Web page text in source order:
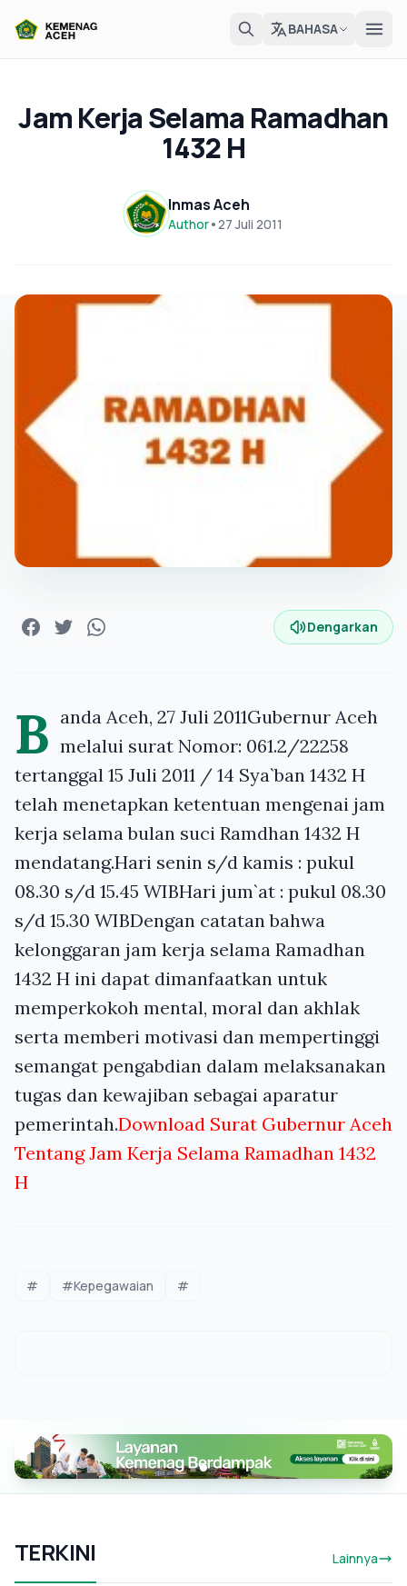
BAHASA
Jam Kerja Selama Ramadhan
1432 H
Inmas Aceh
Author•27 Juli 2011
Dengarkan
B anda Aceh, 27 Juli 2011Gubernur Aceh
melalui surat Nomor: 061.2/22258
tertanggal 15 Juli 2011 / 14 Sya`ban 1432 H
telah menetapkan ketentuan mengenai jam
kerja selama bulan suci Ramdhan 1432 H
mendatang.Hari senin s/d kamis : pukul
08.30 s/d 15.45 WIBHari jum`at : pukul 08.30
s/d 15.30 WIBDengan catatan bahwa
kelonggaran jam kerja selama Ramadhan
1432 H ini dapat dimanfaatkan untuk
memperkokoh mental, moral dan akhlak
serta memberi motivasi dan mempertinggi
semangat pengabdian dalam melaksanakan
tugas dan kewajiban sebagai aparatur
pemerintah.Download Surat Gubernur Aceh
Tentang Jam Kerja Selama Ramadhan 1432
H
# #Kepegawaian #
TERKINI Lainnya